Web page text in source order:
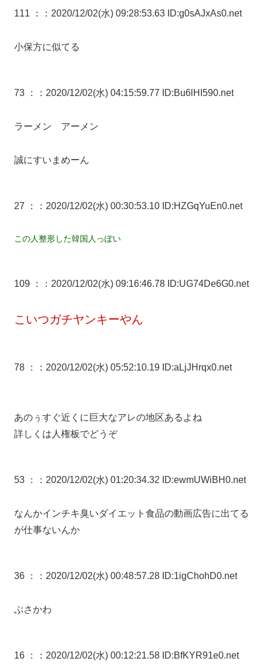
111 ： ：2020/12/02(水) 09:28:53.63 ID:g0sAJxAs0.net
小保方に似てる
73 ： ：2020/12/02(水) 04:15:59.77 ID:Bu6lHI590.net
ラーメン アーメン
誠にすいまめーん
27 ： ：2020/12/02(水) 00:30:53.10 ID:HZGqYuEn0.net
この人整形した韓国人っぽい
109 ： ：2020/12/02(水) 09:16:46.78 ID:UG74De6G0.net
こいつガチヤンキーやん
78 ： ：2020/12/02(水) 05:52:10.19 ID:aLjJHrqx0.net
あのぅすぐ近くに巨大なアレの地区あるよね
詳しくは人権板でどうぞ
53 ： ：2020/12/02(水) 01:20:34.32 ID:ewmUWiBH0.net
なんかインチキ臭いダイエット食品の動画広告に出てる
が仕事ないんか
36 ： ：2020/12/02(水) 00:48:57.28 ID:1igChohD0.net
ぶさかわ
16 ： ：2020/12/02(水) 00:12:21.58 ID:BfKYR91e0.net